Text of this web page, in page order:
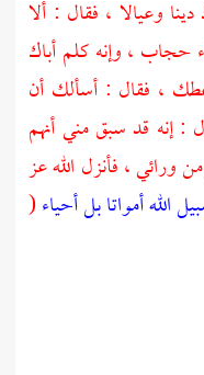
وعيالا ، فقال : ألا
حجاب ، وإنه كلم أباك
، فقال : أسألك أن
: إنه قد سبق مني أنهم
ورائي ، فأنزل الله عز
الله أمواتا بل أحياء(